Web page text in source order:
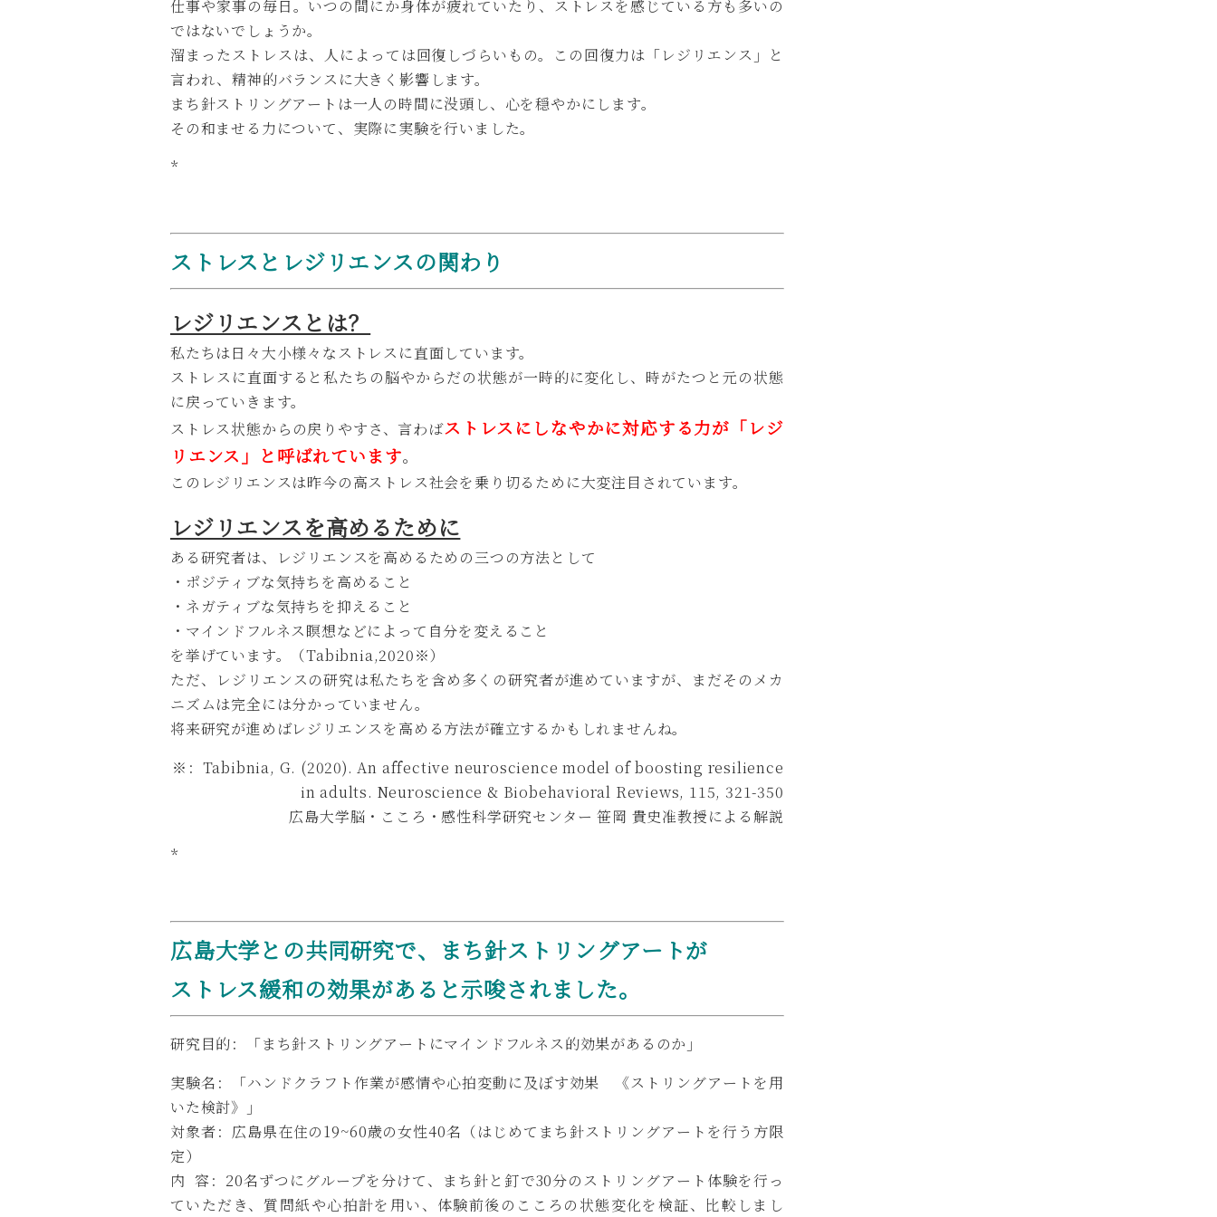
仕事や家事の毎日。いつの間にか身体が疲れていたり、ストレスを感じている方も多いの
ではないでしょうか。
溜まったストレスは、人によっては回復しづらいもの。この回復力は「レジリエンス」と
言われ、精神的バランスに大きく影響します。
まち針ストリングアートは一人の時間に没頭し、心を穏やかにします。
その和ませる力について、実際に実験を行いました。
*
ストレスとレジリエンスの関わり
レジリエンスとは？
私たちは日々大小様々なストレスに直面しています。
ストレスに直面すると私たちの脳やからだの状態が一時的に変化し、時がたつと元の状態
に戻っていきます。
ストレス状態からの戻りやすさ、言わばストレスにしなやかに対応する力が「レジ
リエンス」と呼ばれています。
このレジリエンスは昨今の高ストレス社会を乗り切るために大変注目されています。
レジリエンスを高めるために
ある研究者は、レジリエンスを高めるための三つの方法として
・ポジティブな気持ちを高めること
・ネガティブな気持ちを抑えること
・マインドフルネス瞑想などによって自分を変えること
を挙げています。（Tabibnia,2020※）
ただ、レジリエンスの研究は私たちを含め多くの研究者が進めていますが、まだそのメカ
ニズムは完全には分かっていません。
将来研究が進めばレジリエンスを高める方法が確立するかもしれませんね。
※：Tabibnia, G. (2020). An affective neuroscience model of boosting resilience
in adults. Neuroscience & Biobehavioral Reviews, 115, 321-350
広島大学脳・こころ・感性科学研究センター 笹岡 貴史准教授による解説
*
広島大学との共同研究で、まち針ストリングアートが
ストレス緩和の効果があると示唆されました。
研究目的：「まち針ストリングアートにマインドフルネス的効果があるのか 」
実験名：「ハンドクラフト作業が感情や心拍変動に及ぼす効果 《ストリングアートを用
いた検討》」
対象者：広島県在住の19~60歳の女性40名（はじめてまち針ストリングアートを行う方限
定）
内 容：20名ずつにグループを分けて、まち針と釘で30分のストリングアート体験を行っ
ていただき、質問紙や心拍計を用い、体験前後のこころの状態変化を検証、比較しまし